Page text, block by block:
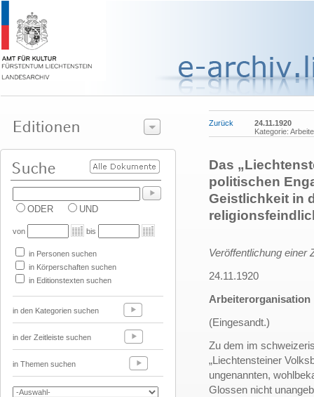
ODER UND
von bis
in Personen suchen
in Körperschaften suchen
in Editionstexten suchen
in den Kategorien suchen
in der Zeitleiste suchen
in Themen suchen
Zurück
24.11.1920
Kategorie:
Das
politischen
Geistlichkeit in
Veröffentlichung einer
24.11.1920
Arbeiterorganisation
(Eingesandt.)
Zu dem im
„Liechtensteiner
ungenannten,
Glossen nicht